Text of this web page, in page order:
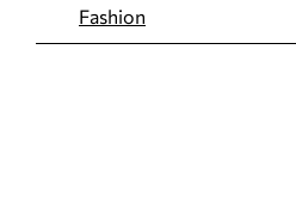
Fashion